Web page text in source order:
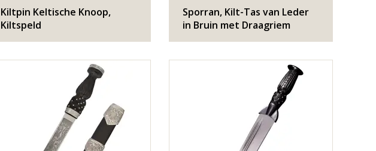
Kiltpin Keltische Knoop,
Kiltspeld
​Sporran, Kilt-Tas van Leder
in Bruin met Draagriem